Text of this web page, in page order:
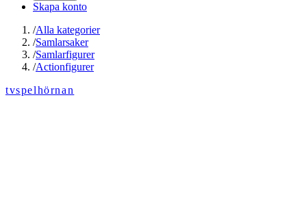
Skapa konto
/Alla kategorier
/Samlarsaker
/Samlarfigurer
/Actionfigurer
tvspelhörnan